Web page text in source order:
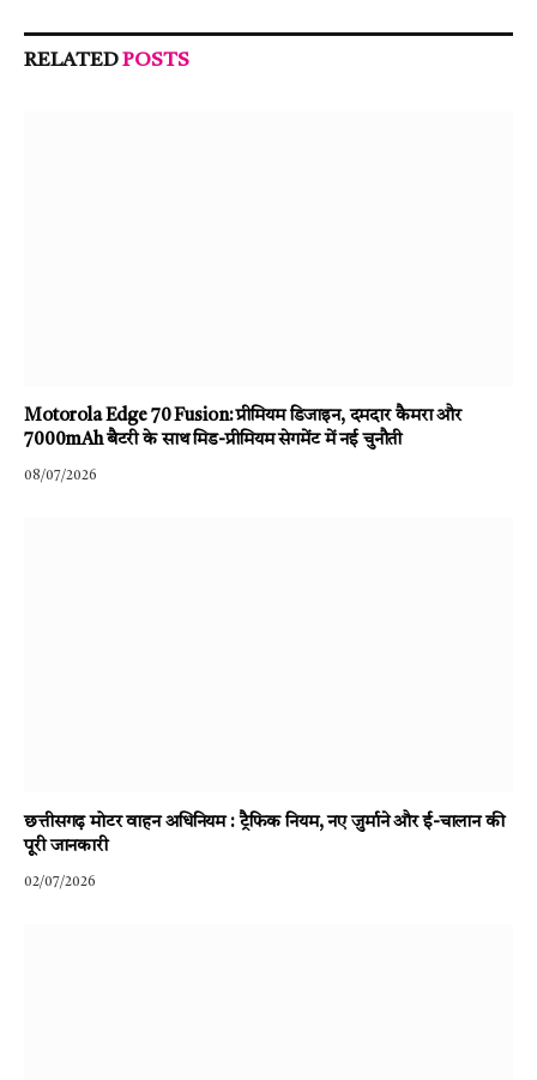
RELATEDPOSTS
Motorola Edge 70 Fusion: प्रीमियम डिजाइन, दमदार कैमरा और
7000mAh बैटरी के साथ मिड-प्रीमियम सेगमेंट में नई चुनौती
08/07/2026
छत्तीसगढ़ मोटर वाहन अधिनियम : ट्रैफिक नियम, नए जुर्माने और ई-चालान की
पूरी जानकारी
02/07/2026